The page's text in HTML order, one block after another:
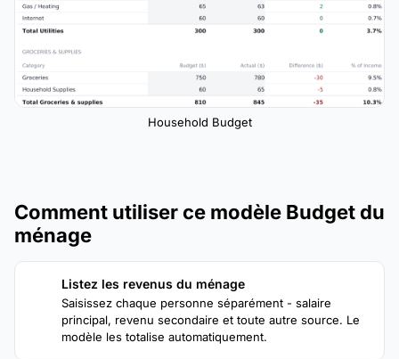
Household Budget
Comment utiliser ce modèle Budget du
ménage
Listez les revenus du ménage
Saisissez chaque personne séparément - salaire
principal, revenu secondaire et toute autre source. Le
modèle les totalise automatiquement.